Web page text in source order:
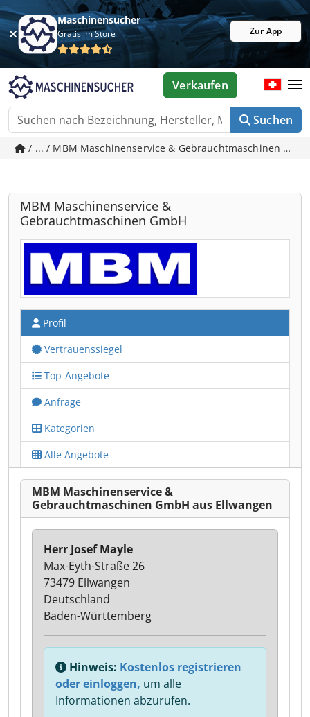
Maschinensucher
Gratis im Store Zur App
Suchen
Verkaufen
/ ... / MBM Maschinenservice & Gebrauchtmaschinen
MBM Maschinenservice &
Gebrauchtmaschinen GmbH
Profil
Vertrauenssiegel
Top-Angebote
Anfrage
Kategorien
Alle Angebote
MBM Maschinenservice &
Gebrauchtmaschinen GmbH aus Ellwangen
Herr Josef Mayle
Max-Eyth-Straße 26
73479 Ellwangen
Deutschland
Baden-Württemberg
Hinweis: Kostenlos registrieren
oder einloggen, um alle
Informationen abzurufen.